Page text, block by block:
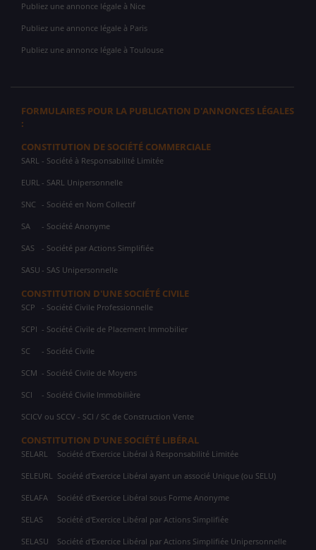
Publiez une annonce légale à Nice
Publiez une annonce légale à Paris
Publiez une annonce légale à Toulouse
FORMULAIRES POUR LA PUBLICATION D'ANNONCES LÉGALES
:
CONSTITUTION DE SOCIÉTÉ COMMERCIALE
SARL - Société à Responsabilité Limitée
EURL - SARL Unipersonnelle
SNC - Société en Nom Collectif
SA - Société Anonyme
SAS - Société par Actions Simplifiée
SASU - SAS Unipersonnelle
CONSTITUTION D'UNE SOCIÉTÉ CIVILE
SCP - Société Civile Professionnelle
SCPI - Société Civile de Placement Immobilier
SC - Société Civile
SCM - Société Civile de Moyens
SCI - Société Civile Immobilière
SCICV ou SCCV - SCI / SC de Construction Vente
CONSTITUTION D'UNE SOCIÉTÉ LIBÉRAL
SELARL Société d'Exercice Libéral à Responsabilité Limitée
SELEURL Société d'Exercice Libéral ayant un associé Unique (ou SELU)
SELAFA Société d'Exercice Libéral sous Forme Anonyme
SELAS Société d'Exercice Libéral par Actions Simplifiée
SELASU Société d'Exercice Libéral par Actions Simplifiée Unipersonnelle